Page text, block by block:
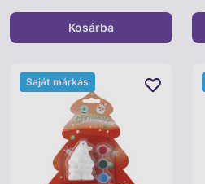
Kosárba
Saját márkás